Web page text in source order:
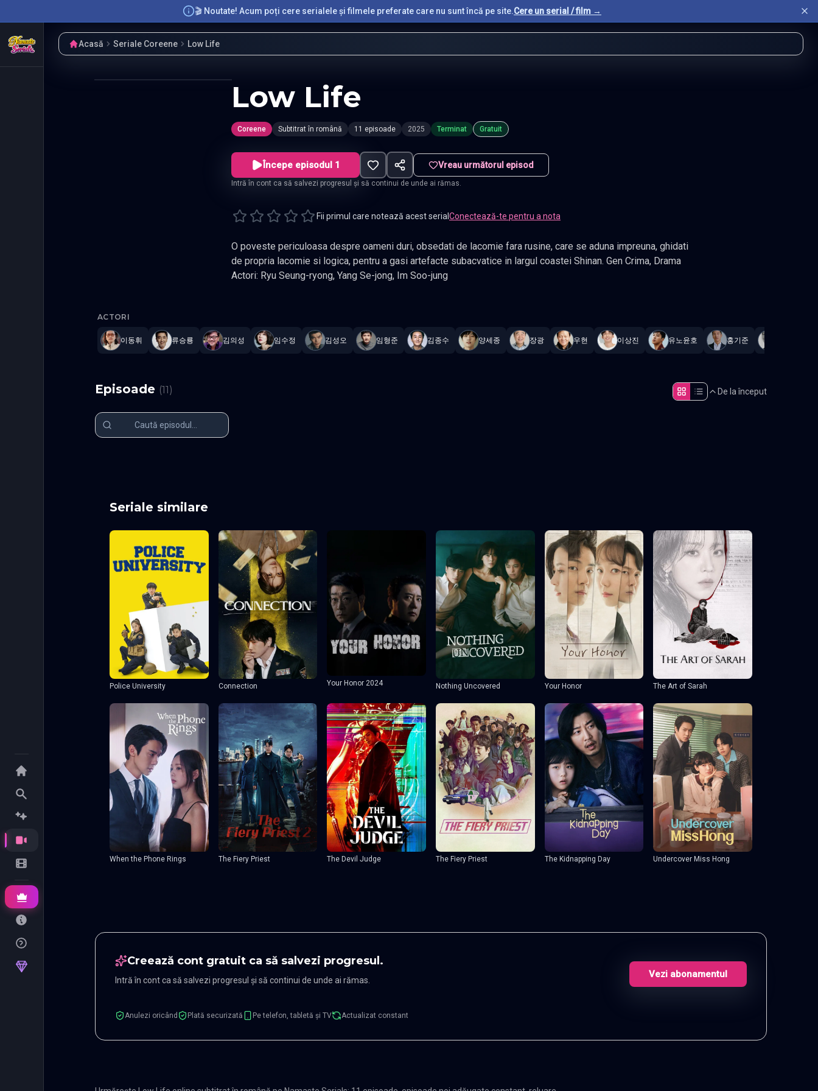
🎬 Noutate! Acum poți cere serialele și filmele preferate care nu sunt încă pe site.Cere un serial / film →
Acasă Seriale Coreene Low Life
Low Life
Coreene Subtitrat în română 11 episoade 2025 Terminat Gratuit
Începe episodul 1 Vreau următorul episod
Intră în cont ca să salvezi progresul și să continui de unde ai rămas.
Fii primul care notează acest serial Conectează-te pentru a nota
O poveste periculoasa despre oameni duri, obsedati de lacomie fara rusine, care se aduna impreuna, ghidati
de propria lacomie si logica, pentru a gasi artefacte subacvatice in largul coastei Shinan. Gen Crima, Drama
Actori: Ryu Seung-ryong, Yang Se-jong, Im Soo-jung
ACTORI
이동휘 류승룡 김의성 임수정 김성오 임형준 김종수 양세종 장광 우현 이상진 유노윤호 홍기준
Episoade (11) De la început
Seriale similare
Police University Connection Your Honor 2024 Nothing Uncovered Your Honor The Art of Sarah
When the Phone Rings The Fiery Priest The Devil Judge The Fiery Priest The Kidnapping Day Undercover Miss Hong
Creează cont gratuit ca să salvezi progresul.
Intră în cont ca să salvezi progresul și să continui de unde ai rămas.
Vezi abonamentul
Anulezi oricând Plată securizată Pe telefon, tabletă și TV Actualizat constant